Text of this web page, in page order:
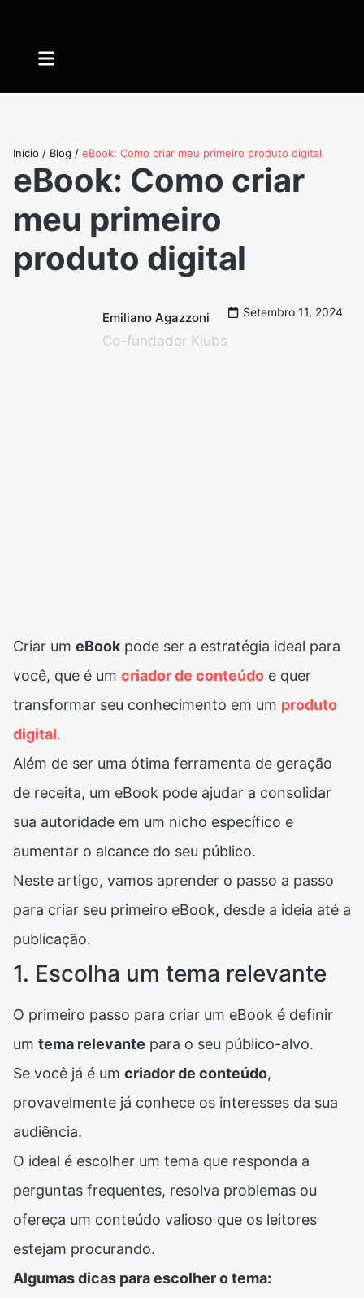
Início / Blog / eBook: Como criar meu primeiro produto digital
eBook: Como criar
meu primeiro
produto digital
Emiliano Agazzoni
Co-fundador Klubs
Setembro 11, 2024
Criar um eBook pode ser a estratégia ideal para
você, que é um criador de conteúdo e quer
transformar seu conhecimento em um produto
digital.
Além de ser uma ótima ferramenta de geração
de receita, um eBook pode ajudar a consolidar
sua autoridade em um nicho específico e
aumentar o alcance do seu público.
Neste artigo, vamos aprender o passo a passo
para criar seu primeiro eBook, desde a ideia até a
publicação.
1. Escolha um tema relevante
O primeiro passo para criar um eBook é definir
um tema relevante para o seu público-alvo.
Se você já é um criador de conteúdo,
provavelmente já conhece os interesses da sua
audiência.
O ideal é escolher um tema que responda a
perguntas frequentes, resolva problemas ou
ofereça um conteúdo valioso que os leitores
estejam procurando.
Algumas dicas para escolher o tema: